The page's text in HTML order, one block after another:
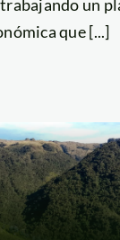
un
que [...]